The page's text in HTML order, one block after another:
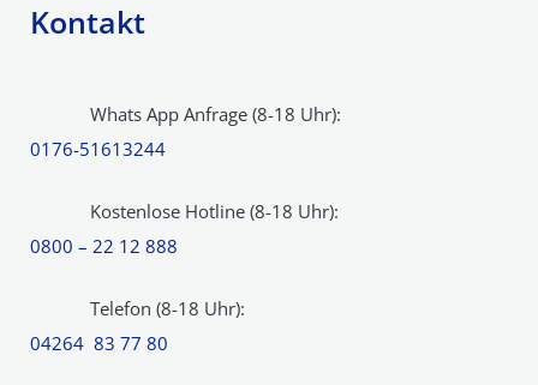
Kontakt
Whats App Anfrage (8-18 Uhr):
0176-51613244
Kostenlose Hotline (8-18 Uhr):
0800 – 22 12 888
Telefon (8-18 Uhr):
04264 83 77 80